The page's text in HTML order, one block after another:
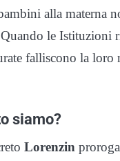
alla materna
le
falliscono la
siamo?
Lorenzin